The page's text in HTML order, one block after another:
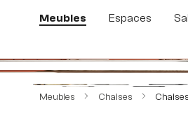
au contenu principal
Passer à la recherche
Passer à la navigation
Meubles Espaces
Meubles Chaises